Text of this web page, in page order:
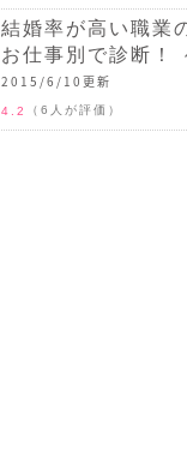
結婚率が高い職業
お仕事別で診断！
2015/6/10更新
4.2 （6人が評価）